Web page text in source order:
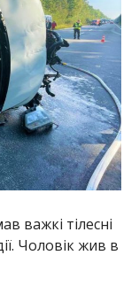
важкі тілесні
Чоловік жив в